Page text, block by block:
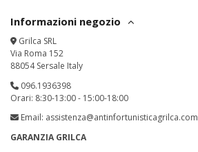
Informazioni negozio
Grilca SRL
Via Roma 152
88054 Sersale Italy
096.1936398
Orari: 8:30-13:00 - 15:00-18:00
Email: assistenza@antinfortunisticagrilca.com
GARANZIA GRILCA